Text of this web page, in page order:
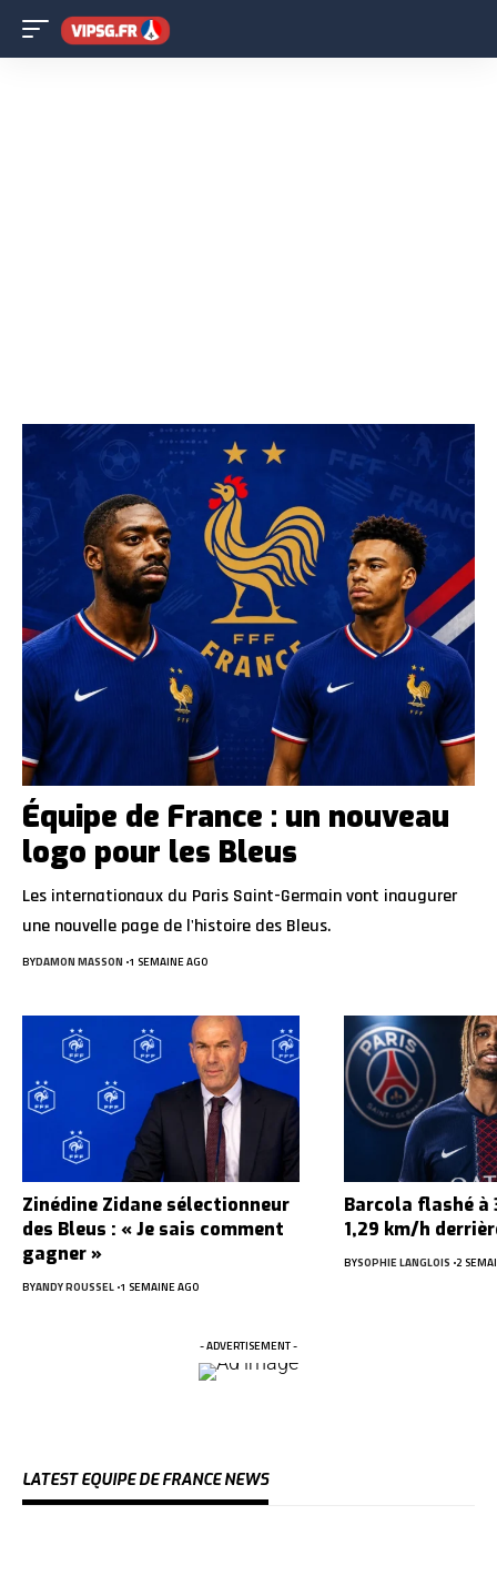
Équipe de France : un nouveau
logo pour les Bleus
Les internationaux du Paris Saint-Germain vont inaugurer
une nouvelle page de l'histoire des Bleus.
BYDAMON MASSON 1 SEMAINE AGO
Zinédine Zidane sélectionneur
des Bleus : « Je sais comment
gagner »
BYANDY ROUSSEL 1 SEMAINE AGO
Barcola flashé à
1,29 km/h
BYSOPHIE LANGLOIS 2
- ADVERTISEMENT -
LATEST EQUIPE DE FRANCE NEWS